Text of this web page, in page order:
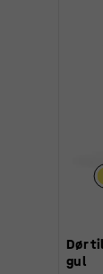
Dør
gul